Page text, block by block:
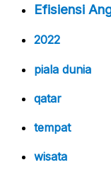
Efisiensi
2022
piala dunia
qatar
tempat
wisata